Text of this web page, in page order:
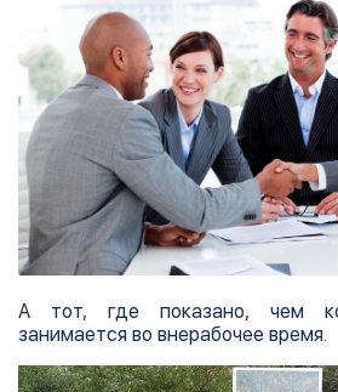
А тот, где показано, чем
занимается во внерабочее время.